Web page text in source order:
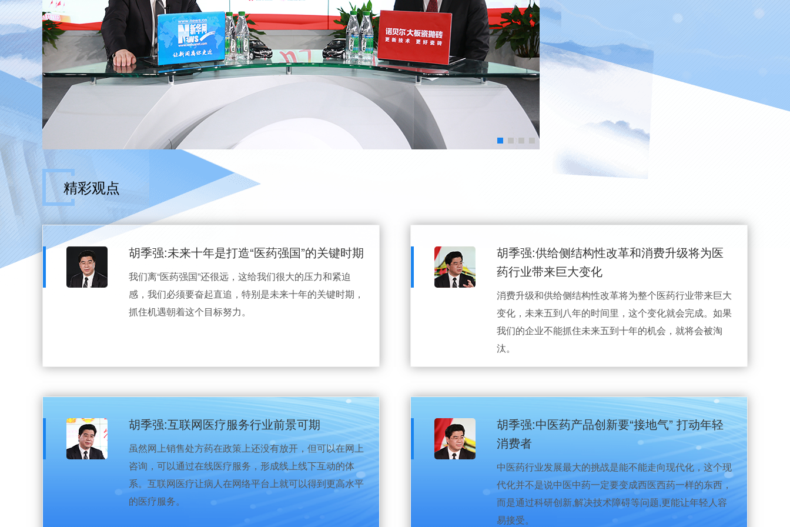
精彩观点
胡季强:未来十年是打造“医药强国”的关键时期
我们离“医药强国”还很远，这给我们很大的压力和紧迫
感，我们必须要奋起直追，特别是未来十年的关键时期，
抓住机遇朝着这个目标努力。
胡季强:供给侧结构性改革和消费升级将为医
药行业带来巨大变化
消费升级和供给侧结构性改革将为整个医药行业带来巨大
变化，未来五到八年的时间里，这个变化就会完成。如果
我们的企业不能抓住未来五到十年的机会，就将会被淘
汰。
胡季强:互联网医疗服务行业前景可期
虽然网上销售处方药在政策上还没有放开，但可以在网上
咨询，可以通过在线医疗服务，形成线上线下互动的体
系。互联网医疗让病人在网络平台上就可以得到更高水平
的医疗服务。
胡季强:中医药产品创新要“接地气” 打动年轻
消费者
中医药行业发展最大的挑战是能不能走向现代化，这个现
代化并不是说中医中药一定要变成西医西药一样的东西，
而是通过科研创新,解决技术障碍等问题,更能让年轻人容
易接受。